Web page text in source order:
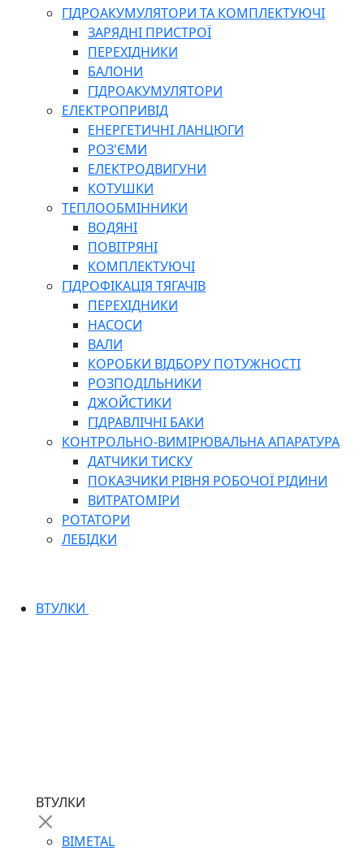
ГІДРОАКУМУЛЯТОРИ ТА КОМПЛЕКТУЮЧІ
ЗАРЯДНІ ПРИСТРОЇ
ПЕРЕХІДНИКИ
БАЛОНИ
ГІДРОАКУМУЛЯТОРИ
ЕЛЕКТРОПРИВІД
ЕНЕРГЕТИЧНІ ЛАНЦЮГИ
РОЗ'ЄМИ
ЕЛЕКТРОДВИГУНИ
КОТУШКИ
ТЕПЛООБМІННИКИ
ВОДЯНІ
ПОВІТРЯНІ
КОМПЛЕКТУЮЧІ
ГІДРОФІКАЦІЯ ТЯГАЧІВ
ПЕРЕХІДНИКИ
НАСОСИ
ВАЛИ
КОРОБКИ ВІДБОРУ ПОТУЖНОСТІ
РОЗПОДІЛЬНИКИ
ДЖОЙСТИКИ
ГІДРАВЛІЧНІ БАКИ
КОНТРОЛЬНО-ВИМІРЮВАЛЬНА АПАРАТУРА
ДАТЧИКИ ТИСКУ
ПОКАЗЧИКИ РІВНЯ РОБОЧОЇ РІДИНИ
ВИТРАТОМІРИ
РОТАТОРИ
ЛЕБІДКИ
ВТУЛКИ
ВТУЛКИ
BIMETAL